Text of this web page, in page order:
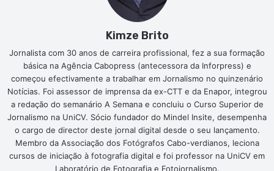
Kimze Brito
Jornalista com 30 anos de carreira profissional, fez a sua formação
básica na Agência Cabopress (antecessora da Inforpress) e
começou efectivamente a trabalhar em Jornalismo no quinzenário
Notícias. Foi assessor de imprensa da ex-CTT e da Enapor, integrou
a redação do semanário A Semana e concluiu o Curso Superior de
Jornalismo na UniCV. Sócio fundador do Mindel Insite, desempenha
o cargo de director deste jornal digital desde o seu lançamento.
Membro da Associação dos Fotógrafos Cabo-verdianos, leciona
cursos de iniciação à fotografia digital e foi professor na UniCV em
Laboratório de Fotografia e Fotojornalismo.